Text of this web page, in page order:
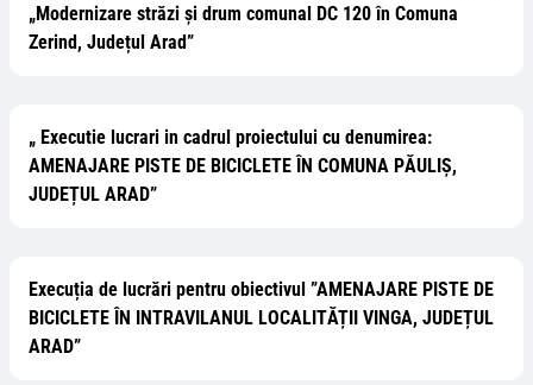
„Modernizare străzi și drum comunal DC 120 în Comuna
Zerind, Județul Arad”
„ Executie lucrari in cadrul proiectului cu denumirea:
AMENAJARE PISTE DE BICICLETE ÎN COMUNA PĂULIȘ,
JUDEȚUL ARAD”
Execuția de lucrări pentru obiectivul ”AMENAJARE PISTE DE
BICICLETE ÎN INTRAVILANUL LOCALITĂȚII VINGA, JUDEȚUL
ARAD”